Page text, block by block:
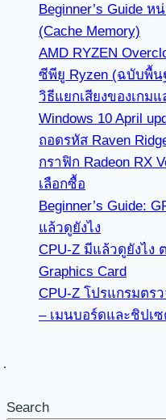
Beginner’s Guide
(Cache Memory)
AMD RYZEN
ซีพียู Ryzen (ฉบับพื้น
วิธีแยกเสียงของเกม
Windows 10 April
ถอดรหัส Raven
กราฟิก Radeon RX
เลือกซื้อ
Beginner’s Guide:
แล้วดูยังไง
CPU-Z มีแล้วดูยังไง
Graphics Card
CPU-Z โปรแกรมตร
– เมนบอร์ดและชิปเ
Search